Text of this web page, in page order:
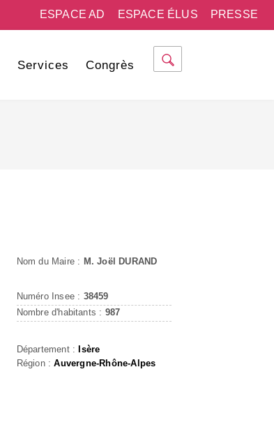
PRESSE
ESPACE ÉLUS
ESPACE AD
Services Congrès
Nom du Maire : M. Joël DURAND
Numéro Insee : 38459
Nombre d'habitants : 987
Département :
Isère
Région :Auvergne-Rhône-Alpes